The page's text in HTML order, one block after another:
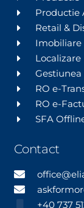
Productie
Retail &
Imobiliare
Localizare
RO e-
RO e-
SFA
Contact
+40 737